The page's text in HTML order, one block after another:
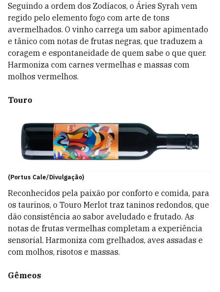
Seguindo a ordem dos Zodíacos, o Áries Syrah vem
regido pelo elemento fogo com arte de tons
avermelhados. O vinho carrega um sabor apimentado
e tânico com notas de frutas negras, que traduzem a
coragem e espontaneidade de quem sabe o que quer.
Harmoniza com carnes vermelhas e massas com
molhos vermelhos.
Touro
(Portus Cale/Divulgação)
Reconhecidos pela paixão por conforto e comida, para
os taurinos, o Touro Merlot traz taninos redondos, que
dão consistência ao sabor aveludado e frutado. As
notas de frutas vermelhas completam a experiência
sensorial. Harmoniza com grelhados, aves assadas e
com molhos, risotos e massas.
Gêmeos